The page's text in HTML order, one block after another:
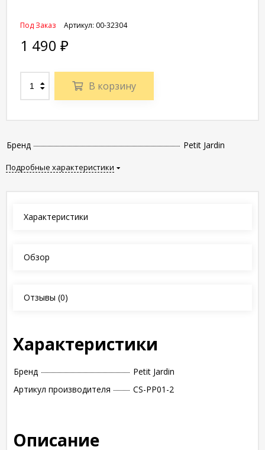
Бренд Petit Jardin
Подробные характеристики
Артикул: 00-32304
Под Заказ
1 490 ₽
В корзину
Характеристики
Обзор
Отзывы (0)
Характеристики
Бренд
Petit Jardin
Артикул производителя
CS-PP01-2
Описание